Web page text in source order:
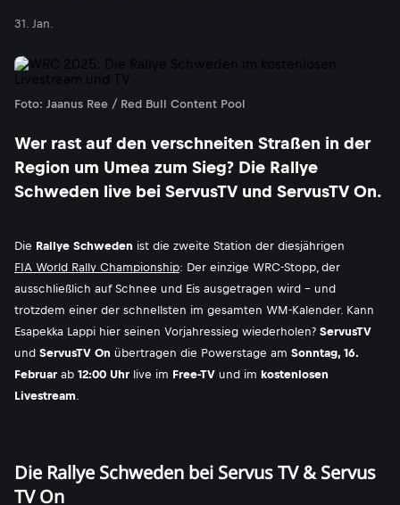
31. Jan.
Foto: Jaanus Ree / Red Bull Content Pool
Wer rast auf den verschneiten Straßen in der
Region um Umea zum Sieg? Die Rallye
Schweden live bei ServusTV und ServusTV On.
Die Rallye Schweden ist die zweite Station der diesjährigen
FIA World Rally Championship: Der einzige WRC-Stopp, der
ausschließlich auf Schnee und Eis ausgetragen wird - und
trotzdem einer der schnellsten im gesamten WM-Kalender. Kann
Esapekka Lappi hier seinen Vorjahressieg wiederholen? ServusTV
und ServusTV On übertragen die Powerstage am Sonntag, 16.
Februar ab 12:00 Uhr live im Free-TV und im kostenlosen
Livestream.
Die Rallye Schweden bei Servus TV & Servus
TV On